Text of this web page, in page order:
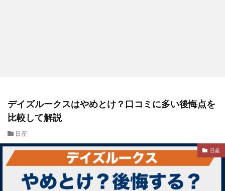
デイズルークスはやめとけ？口コミに多い後悔点を
比較して解説
日産
日産